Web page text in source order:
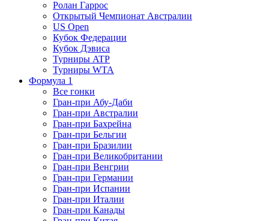
Ролан Гаррос
Открытый Чемпионат Австралии
US Open
Кубок Федерации
Кубок Дэвиса
Турниры ATP
Турниры WTA
Формула 1
Все гонки
Гран-при Абу-Даби
Гран-при Австралии
Гран-при Бахрейна
Гран-при Бельгии
Гран-при Бразилии
Гран-при Великобритании
Гран-при Венгрии
Гран-при Германии
Гран-при Испании
Гран-при Италии
Гран-при Канады